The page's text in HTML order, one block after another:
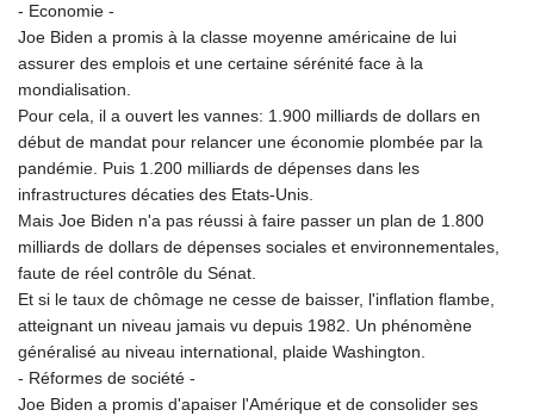
- Economie -
Joe Biden a promis à la classe moyenne américaine de lui
assurer des emplois et une certaine sérénité face à la
mondialisation.
Pour cela, il a ouvert les vannes: 1.900 milliards de dollars en
début de mandat pour relancer une économie plombée par la
pandémie. Puis 1.200 milliards de dépenses dans les
infrastructures décaties des Etats-Unis.
Mais Joe Biden n'a pas réussi à faire passer un plan de 1.800
milliards de dollars de dépenses sociales et environnementales,
faute de réel contrôle du Sénat.
Et si le taux de chômage ne cesse de baisser, l'inflation flambe,
atteignant un niveau jamais vu depuis 1982. Un phénomène
généralisé au niveau international, plaide Washington.
- Réformes de société -
Joe Biden a promis d'apaiser l'Amérique et de consolider ses